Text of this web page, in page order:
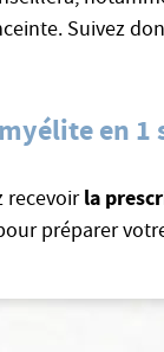
Suivez
en 1
recevoirla
préparer